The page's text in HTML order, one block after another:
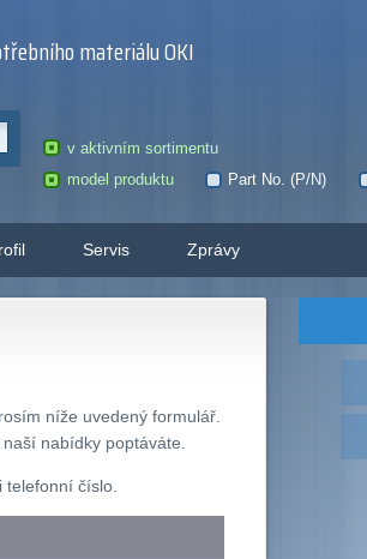
materiálu OKI
v aktivním sortimentu
model produktu
Part No. (P/N)
Servis Zprávy
níže uvedený formulář.
nabídky poptáváte.
telefonní číslo.